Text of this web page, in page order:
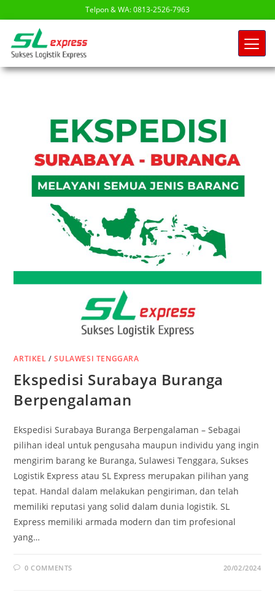
Telpon & WA: 0813-2526-7963
ARTIKEL /SULAWESI TENGGARA
Ekspedisi Surabaya Buranga
Berpengalaman
Ekspedisi Surabaya Buranga Berpengalaman – Sebagai
pilihan ideal untuk pengusaha maupun individu yang ingin
mengirim barang ke Buranga, Sulawesi Tenggara, Sukses
Logistik Express atau SL Express merupakan pilihan yang
tepat. Handal dalam melakukan pengiriman, dan telah
memiliki reputasi yang solid dalam dunia logistik. SL
Express memiliki armada modern dan tim profesional
yang…
0 COMMENTS 20/02/2024